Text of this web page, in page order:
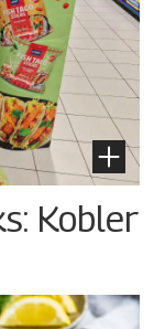
Kobler